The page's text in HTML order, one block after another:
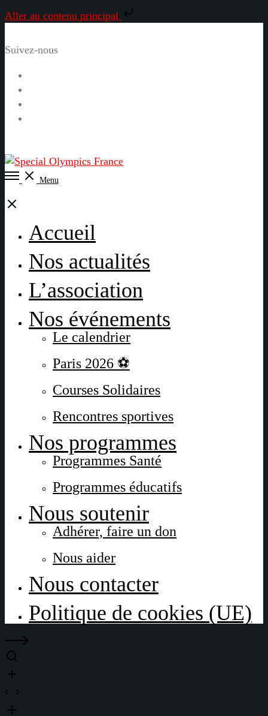
Aller au contenu principal
Suivez-nous
Open
Menu
Close
Accueil
Nos actualités
L’association
Nos événements
Le calendrier
Paris 2026 ⚽
Courses Solidaires
Rencontres sportives
Nos programmes
Programmes Santé
Programmes éducatifs
Nous soutenir
Adhérer, faire un don
Nous aider
Nous contacter
Politique de cookies (UE)